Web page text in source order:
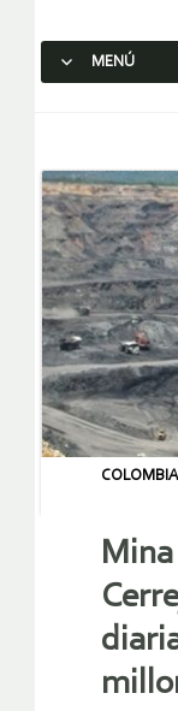
MENÚ
COLOMBIA